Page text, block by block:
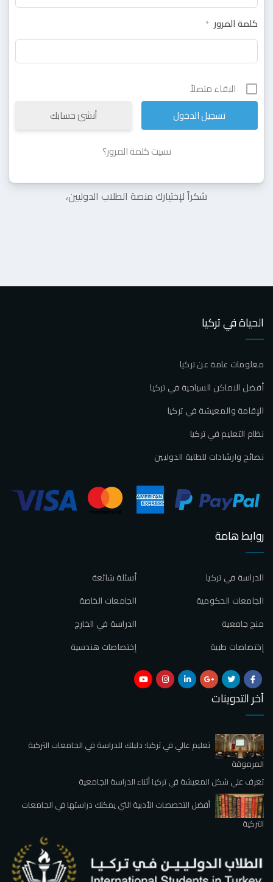
كلمة المرور *
البقاء متصلاً
أنشئ حسابك
نسيت كلمة المرور؟
شكراً لإختيارك منصة الطلاب الدوليين،
الحياة في تركيا
معلومات عامة عن تركيا
أفضل الاماكن السياحية في تركيا
الإقامة والمعيشة في تركيا
نظام التعليم في تركيا
نصائح وارشادات للطلبة الدوليين
روابط هامة
أسئلة شائعة
الدراسة في تركيا
الجامعات الخاصة
الجامعات الحكومية
الدراسة في الخارج
منح جامعية
إختصاصات هندسية
إختصاصات طبية
آخر التدوينات
تعليم عالي في تركيا: دليلك للدراسة في الجامعات التركية
المرموقة
تعرف علي شكل المعيشة في تركيا أثناء الدراسة الجامعية
أفضل التخصصات الأدبية التي يمكنك دراستها في الجامعات
التركية